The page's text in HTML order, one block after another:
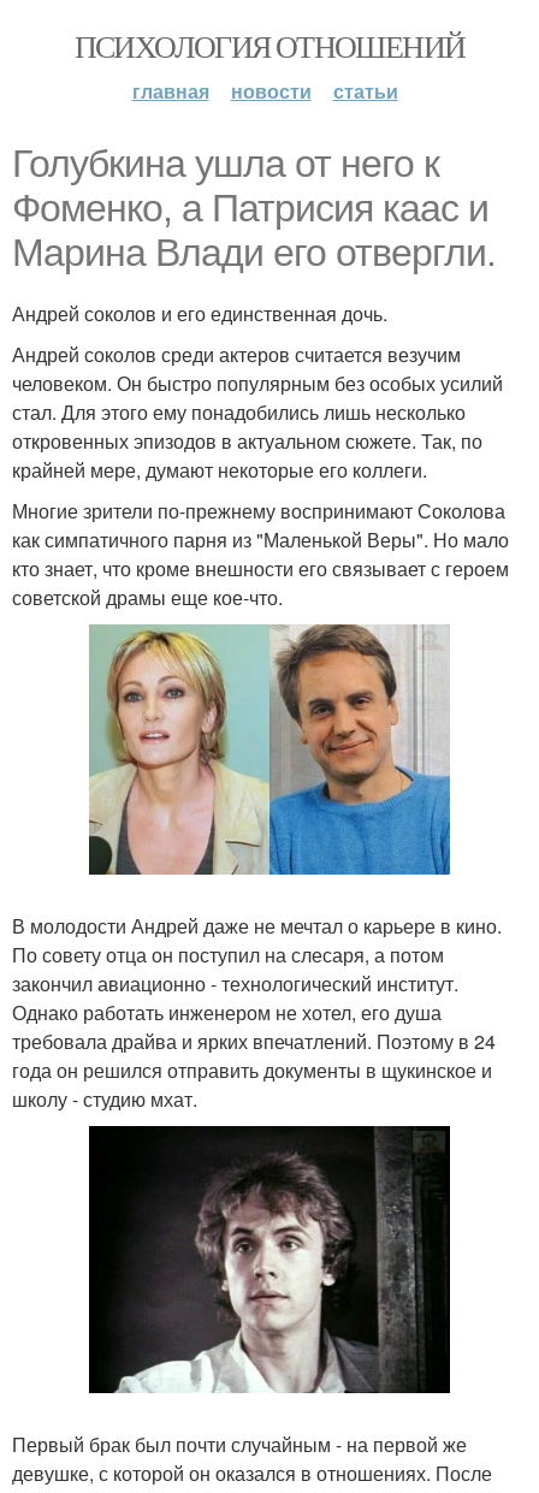
ПСИХОЛОГИЯ ОТНОШЕНИЙ
главная новости статьи
Голубкина ушла от него к
Фоменко, а Патрисия каас и
Марина Влади его отвергли.
Андрей соколов и его единственная дочь.
Андрей соколов среди актеров считается везучим
человеком. Он быстро популярным без особых усилий
стал. Для этого ему понадобились лишь несколько
откровенных эпизодов в актуальном сюжете. Так, по
крайней мере, думают некоторые его коллеги.
Многие зрители по-прежнему воспринимают Соколова
как симпатичного парня из "Маленькой Веры". Но мало
кто знает, что кроме внешности его связывает с героем
советской драмы еще кое-что.
В молодости Андрей даже не мечтал о карьере в кино.
По совету отца он поступил на слесаря, а потом
закончил авиационно - технологический институт.
Однако работать инженером не хотел, его душа
требовала драйва и ярких впечатлений. Поэтому в 24
года он решился отправить документы в щукинское и
школу - студию мхат.
Первый брак был почти случайным - на первой же
девушке, с которой он оказался в отношениях. После